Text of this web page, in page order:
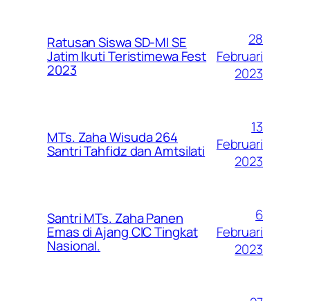
Ratusan Siswa SD-MI SE
Jatim Ikuti Teristimewa Fest
2023
28
Februari
2023
MTs. Zaha Wisuda 264
Santri Tahfidz dan Amtsilati
13
Februari
2023
Santri MTs. Zaha Panen
Emas di Ajang CIC Tingkat
Nasional.
6
Februari
2023